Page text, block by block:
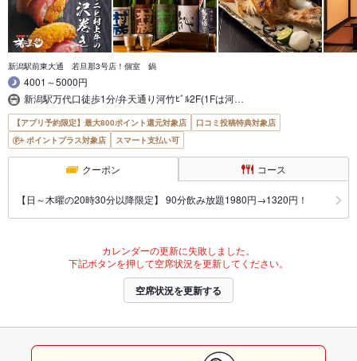
新潟駅前東大通 若旦那3号店！個室 鍋
4001～5000円
新潟駅万代口徒歩1分/弁天通り河竹ﾋﾞﾙ2F(1Fは河…
【アプリ予約限定】最大800ポイント還元対象店
口コミ投稿特典対象店
ポイントプラス対象店
スマート支払い可
クーポン コース
【日～木曜の20時30分以降限定】 90分飲み放題1980円→1320円！
カレンダーの更新に失敗しました。
下記ボタンを押して空席状況を更新してください。
空席状況を更新する